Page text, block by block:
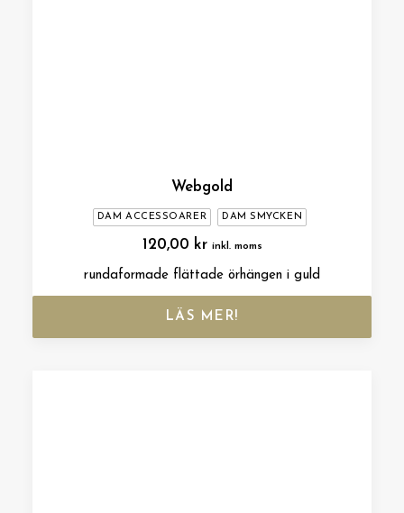
Webgold
DAM ACCESSOARER DAM SMYCKEN
120,00 kr inkl. moms
rundaformade flättade örhängen i guld
LÄS MER!